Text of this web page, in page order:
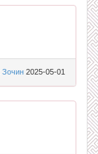
Зочин 2025-05-01